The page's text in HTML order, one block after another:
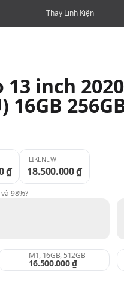
Thay Linh Kiện
inch
16GB
₫
LIKENEW
18.500.000 ₫
98%?
M1, 16GB, 512GB
16.500.000 ₫